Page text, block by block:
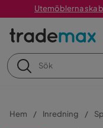
Utemöblerna ska
Hem Inredning